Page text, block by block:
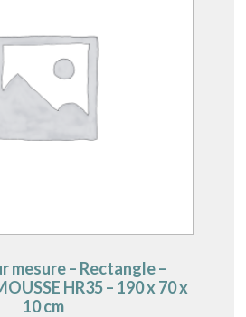
mesure – Rectangle –
HR35 – 190 x 70 x
10 cm